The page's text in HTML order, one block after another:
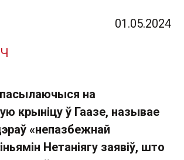
01.05.2024
на
крыніцу ў Гаазе, называе
«непазбежнай
Нетаніягу заявіў, што